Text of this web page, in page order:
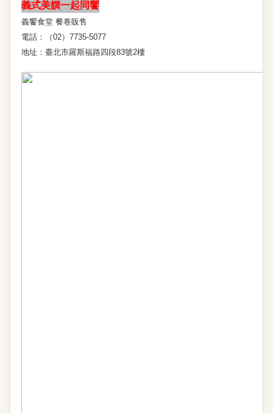
義式美饌一起同饗
義饗食堂 餐卷販售
電話：（02）7735-5077
地址：臺北市羅斯福路四段83號2樓